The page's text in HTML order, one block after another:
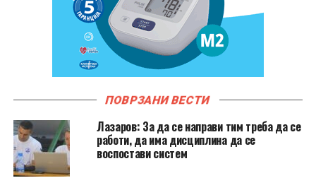
ПОВРЗАНИ ВЕСТИ
Лазаров: За да се направи тим треба да се
работи, да има дисциплина да се
воспостави систем